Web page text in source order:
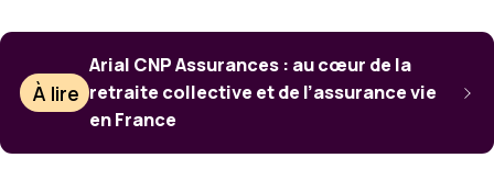
À lire
Arial CNP Assurances : au cœur de la
retraite collective et de l’assurance vie
en France